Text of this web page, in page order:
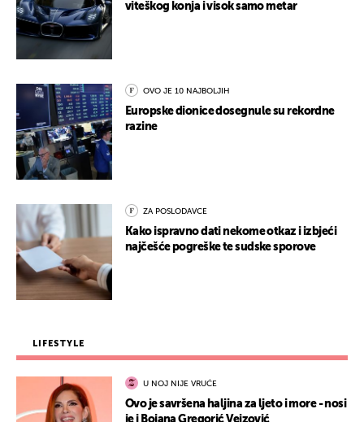
viteškog konja i visok samo metar
OVO JE 10 NAJBOLJIH
Europske dionice dosegnule su rekordne
razine
ZA POSLODAVCE
Kako ispravno dati nekome otkaz i izbjeći
najčešće pogreške te sudske sporove
LIFESTYLE
U NOJ NIJE VRUĆE
Ovo je savršena haljina za ljeto i more - nosi
je i Bojana Gregorić Vejzović